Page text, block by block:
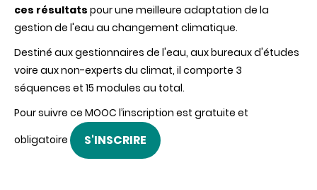
ces résultats pour une meilleure adaptation de la
gestion de l'eau au changement climatique.
Destiné auxgestionnaires de l'eau, auxbureaux d'études
voire auxnon-experts du climat, il comporte 3
séquences et 15 modules au total.
Pour suivre ce MOOC l’inscription est gratuite et
obligatoire
S'INSCRIRE